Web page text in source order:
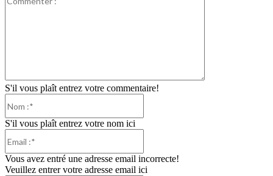
S'il vous plaît entrez votre commentaire!
S'il vous plaît entrez votre nom ici
Vous avez entré une adresse email incorrecte!
Veuillez entrer votre adresse email ici